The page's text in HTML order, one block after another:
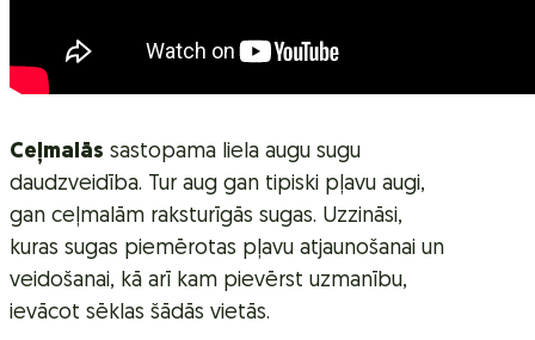
Ceļmalās sastopama liela augu sugu
daudzveidība. Tur aug gan tipiski pļavu augi,
gan ceļmalām raksturīgās sugas. Uzzināsi,
kuras sugas piemērotas pļavu atjaunošanai un
veidošanai, kā arī kam pievērst uzmanību,
ievācot sēklas šādās vietās.